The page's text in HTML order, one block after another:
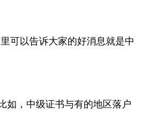
可以告诉大家的好消息就是中
如，中级证书与有的地区落户